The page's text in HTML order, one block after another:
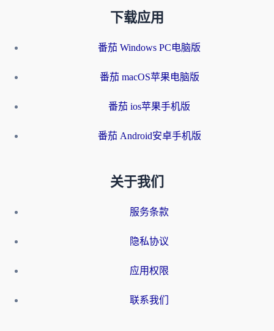
下载应用
番茄 Windows PC电脑版
番茄 macOS苹果电脑版
番茄 ios苹果手机版
番茄 Android安卓手机版
关于我们
服务条款
隐私协议
应用权限
联系我们